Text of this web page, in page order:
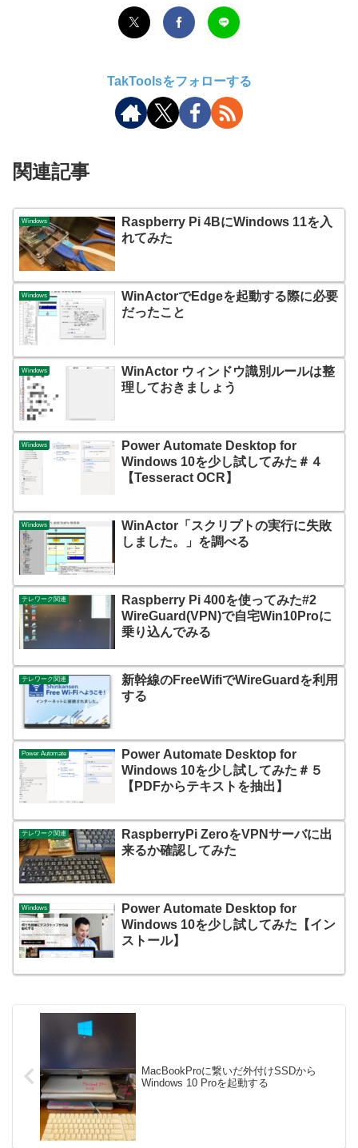
TakToolsをフォローする
関連記事
Windows
Raspberry Pi 4BにWindows 11を入
れてみた
Windows
WinActorでEdgeを起動する際に必要
だったこと
Windows
WinActor ウィンドウ識別ルールは整
理しておきましょう
Windows
Power Automate Desktop for
Windows 10を少し試してみた＃４
【Tesseract OCR】
Windows
WinActor「スクリプトの実行に失敗
しました。」を調べる
テレワーク関連
Raspberry Pi 400を使ってみた#2
WireGuard(VPN)で自宅Win10Proに
乗り込んでみる
テレワーク関連
新幹線のFreeWifiでWireGuardを利用
する
Power Automate
Power Automate Desktop for
Windows 10を少し試してみた＃５
【PDFからテキストを抽出】
テレワーク関連
RaspberryPi ZeroをVPNサーバに出
来るか確認してみた
Windows
Power Automate Desktop for
Windows 10を少し試してみた【イン
ストール】
MacBookProに繋いだ外付けSSDから
Windows 10 Proを起動する